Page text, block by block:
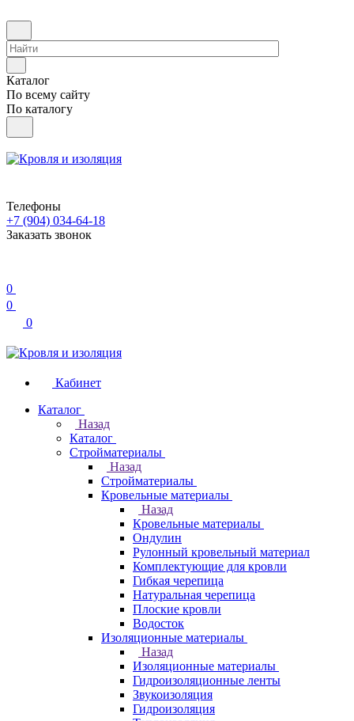
Каталог
По всему сайту
По каталогу
Телефоны
+7 (904) 034-64-18
Заказать звонок
0
0
0
Кабинет
Каталог
Назад
Каталог
Стройматериалы
Назад
Стройматериалы
Кровельные материалы
Назад
Кровельные материалы
Ондулин
Рулонный кровельный материал
Комплектующие для кровли
Гибкая черепица
Натуральная черепица
Плоские кровли
Водосток
Изоляционные материалы
Назад
Изоляционные материалы
Гидроизоляционные ленты
Звукоизоляция
Гидроизоляция